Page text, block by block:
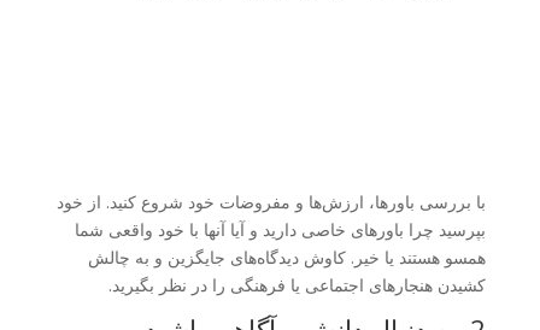
با بررسی باورها، ارزش‌ها و مفروضات خود شروع کنید. از خود
بپرسید چرا باورهای خاصی دارید و آیا آنها با خود واقعی شما
همسو هستند یا خیر. کاوش دیدگاه‌های جایگزین و به چالش
کشیدن هنجارهای اجتماعی یا فرهنگی را در نظر بگیرید.